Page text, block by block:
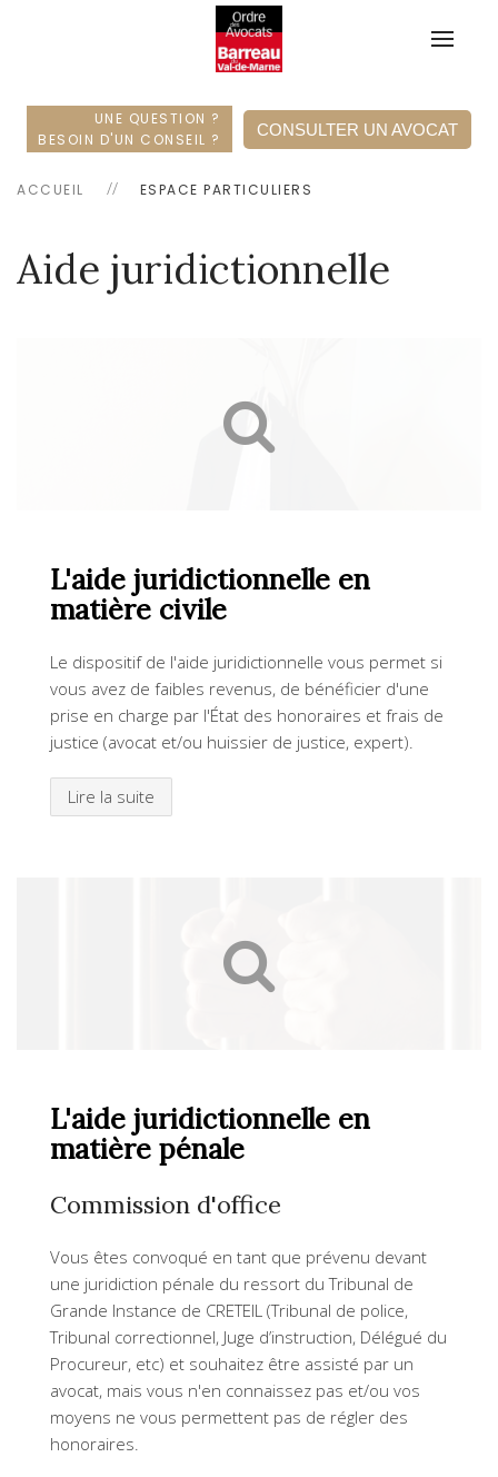
UNE QUESTION ?
BESOIN D'UN CONSEIL ?
CONSULTER UN AVOCAT
ACCUEIL ESPACE PARTICULIERS
Aide juridictionnelle
L'aide juridictionnelle en
matière civile
Le dispositif de l'aide juridictionnelle vous permet si
vous avez de faibles revenus, de bénéficier d'une
prise en charge par l'État des honoraires et frais de
justice (avocat et/ou huissier de justice, expert).
Lire la suite
L'aide juridictionnelle en
matière pénale
Commission d'office
Vous êtes convoqué en tant que prévenu devant
une juridiction pénale du ressort du Tribunal de
Grande Instance de CRETEIL (Tribunal de police,
Tribunal correctionnel, Juge d’instruction, Délégué du
Procureur, etc) et souhaitez être assisté par un
avocat, mais vous n'en connaissez pas et/ou vos
moyens ne vous permettent pas de régler des
honoraires.